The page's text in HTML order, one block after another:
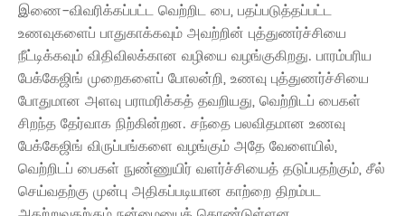
இணை-விவரிக்கப்பட்ட வெற்றிட பை, பதப்படுத்தப்பட்ட
உணவுகளைப் பாதுகாக்கவும் அவற்றின் புத்துணர்ச்சியை
நீட்டிக்கவும் விதிவிலக்கான வழியை வழங்குகிறது. பாரம்பரிய
பேக்கேஜிங் முறைகளைப் போலன்றி, உணவு புத்துணர்ச்சியை
போதுமான அளவு பராமரிக்கத் தவறியது, வெற்றிடப் பைகள்
சிறந்த தேர்வாக நிற்கின்றன. சந்தை பலவிதமான உணவு
பேக்கேஜிங் விருப்பங்களை வழங்கும் அதே வேளையில்,
வெற்றிடப் பைகள் நுண்ணுயிர் வளர்ச்சியைத் தடுப்பதற்கும், சீல்
செய்வதற்கு முன்பு அதிகப்படியான காற்றை திறம்பட